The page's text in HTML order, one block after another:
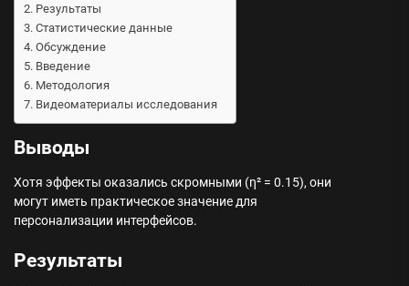
Результаты
Статистические данные
Обсуждение
Введение
Методология
Видеоматериалы исследования
Выводы
Хотя эффекты оказались скромными (η² = 0.15), они
могут иметь практическое значение для
персонализации интерфейсов.
Результаты